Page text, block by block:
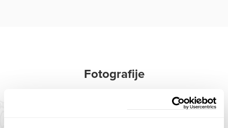
Fotografije